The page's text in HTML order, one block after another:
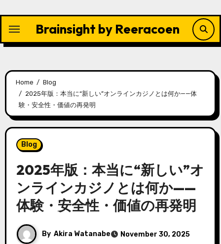
content
Brainsight by Reeracoen
Home
Blog
2025年版：本当に“新しい”オンラインカジノとは何か——体
験・安全性・価値の再発明
Blog
2025年版：本当に“新しい”オ
ンラインカジノとは何か——
体験・安全性・価値の再発明
By Akira Watanabe November 30, 2025